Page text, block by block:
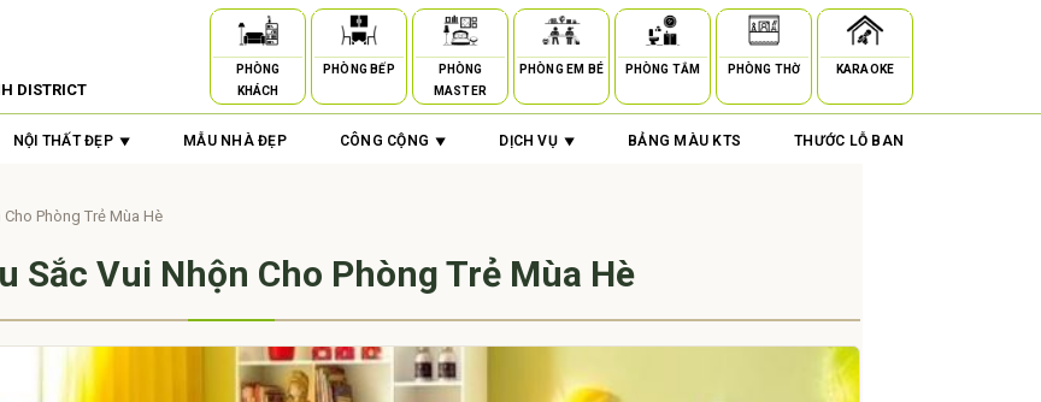
DISTRICT
PHÒNG
KHÁCH
PHÒNG BẾP
PHÒNG
MASTER
PHÒNG EM BÉ PHÒNG TẮM PHÒNG THỜ KARAOKE
NỘI THẤT ĐẸP MẪU NHÀ ĐẸP CÔNG CỘNG DỊCH VỤ BẢNG MÀU KTS THƯỚC LỖ BAN
Phòng Trẻ Mùa Hè
Sắc Vui Nhộn Cho Phòng Trẻ Mùa Hè